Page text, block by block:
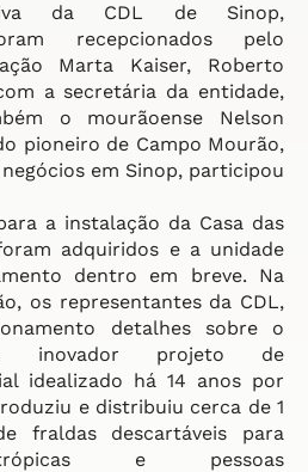
da CDL de Sinop,
recepcionados pelo
Marta Kaiser, Roberto
a secretária da entidade,
o mourãoense Nelson
pioneiro de Campo Mourão,
em Sinop, participou
a instalação da Casa das
adquiridos e a unidade
dentro em breve. Na
os representantes da CDL,
detalhes sobre o
inovador projeto de
idealizado há 14 anos por
e distribuiu cerca de 1
fraldas descartáveis para
e pessoas